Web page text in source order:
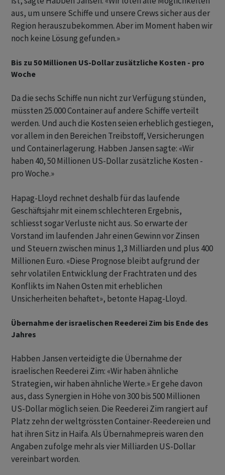
aus, um unsere Schiffe und unsere Crews sicher aus der
Region herauszubekommen. Aber im Moment haben wir
noch keine Lösung gefunden.»
Bis zu 50 Millionen US-Dollar zusätzliche Kosten - pro
Woche
Da die sechs Schiffe nun nicht zur Verfügung stünden,
müssten 25.000 Container auf andere Schiffe verteilt
werden. Und auch die Kosten seien erheblich gestiegen,
vor allem in den Bereichen Treibstoff, Versicherungen
und Containerlagerung. Habben Jansen sagte: «Wir
haben 40, 50 Millionen US-Dollar zusätzliche Kosten -
pro Woche.»
Hapag-Lloyd rechnet deshalb für das laufende
Geschäftsjahr mit einem schlechteren Ergebnis,
schliesst sogar Verluste nicht aus. So erwarte der
Vorstand im laufenden Jahr einen Gewinn vor Zinsen
und Steuern zwischen minus 1,3 Milliarden und plus 400
Millionen Euro. «Diese Prognose bleibt aufgrund der
sehr volatilen Entwicklung der Frachtraten und des
Konflikts im Nahen Osten mit erheblichen
Unsicherheiten behaftet», betonte Hapag-Lloyd.
Übernahme der israelischen Reederei Zim bis Ende des
Jahres
Habben Jansen verteidigte die Übernahme der
israelischen Reederei Zim: «Wir haben ähnliche
Strategien, wir haben ähnliche Werte.» Er gehe davon
aus, dass Synergien in Höhe von 300 bis 500 Millionen
US-Dollar möglich seien. Die Reederei Zim rangiert auf
Platz zehn der weltgrössten Container-Reedereien und
hat ihren Sitz in Haifa. Als Übernahmepreis waren den
Angaben zufolge mehr als vier Milliarden US-Dollar
vereinbart worden.